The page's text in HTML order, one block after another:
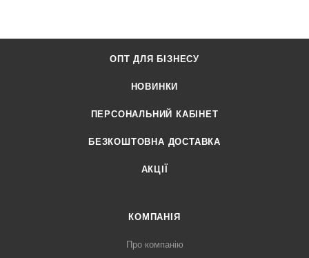
ОПТ ДЛЯ БІЗНЕСУ
НОВИНКИ
ПЕРСОНАЛЬНИЙ КАБІНЕТ
БЕЗКОШТОВНА ДОСТАВКА
АКЦІЇ
КОМПАНІЯ
Про компанію